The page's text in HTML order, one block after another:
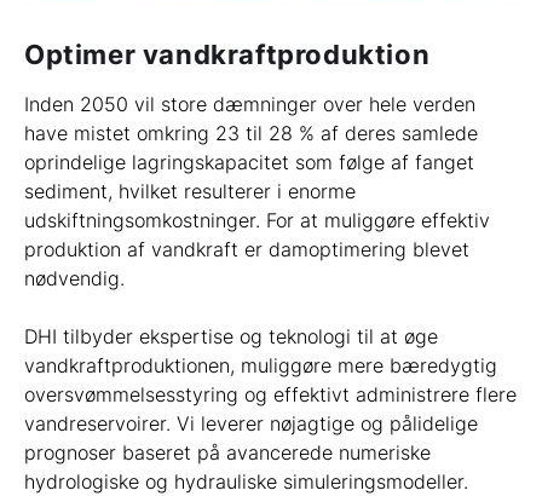
Optimer vandkraftproduktion
Inden 2050 vil store dæmninger over hele verden
have mistet omkring 23 til 28 % af deres samlede
oprindelige lagringskapacitet som følge af fanget
sediment, hvilket resulterer i enorme
udskiftningsomkostninger. For at muliggøre effektiv
produktion af vandkraft er damoptimering blevet
nødvendig.
DHI tilbyder ekspertise og teknologi til at øge
vandkraftproduktionen, muliggøre mere bæredygtig
oversvømmelsesstyring og effektivt administrere flere
vandreservoirer. Vi leverer nøjagtige og pålidelige
prognoser baseret på avancerede numeriske
hydrologiske og hydrauliske simuleringsmodeller.